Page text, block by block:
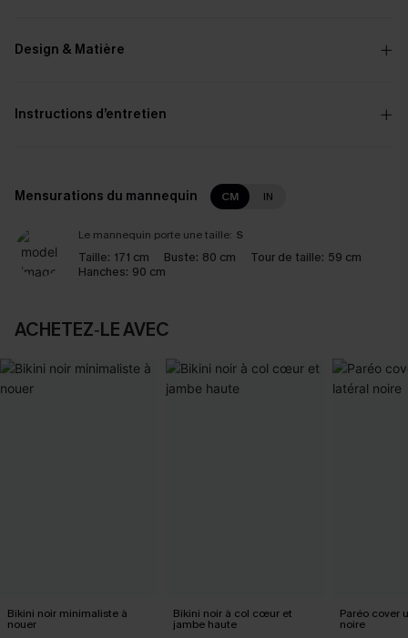
Design & Matière
Instructions d’entretien
Mensurations du mannequin CM IN
Le mannequin porte une taille: S
Taille: 171 cm Buste: 80 cm Tour de taille: 59 cm
Hanches: 90 cm
ACHETEZ‑LE AVEC
Bikini noir minimaliste à
nouer
Bikini noir à col cœur et
jambe haute
Paréo cover
noire